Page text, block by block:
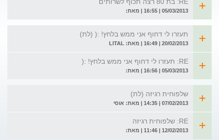
05/03/2013 | 16:55 | מאת:
תעזרו לי דחוף אני ממש בלחץ! :( (לת)
20/02/2013 | 16:49 | מאת: LITAL
RE: תעזרו לי דחוף אני ממש בלחץ! :(
05/03/2013 | 16:56 | מאת:
שלפוחית רגיזה (לת)
07/02/2013 | 14:35 | מאת: אוסי
RE: שלפוחית רגיזה
12/02/2013 | 11:46 | מאת: